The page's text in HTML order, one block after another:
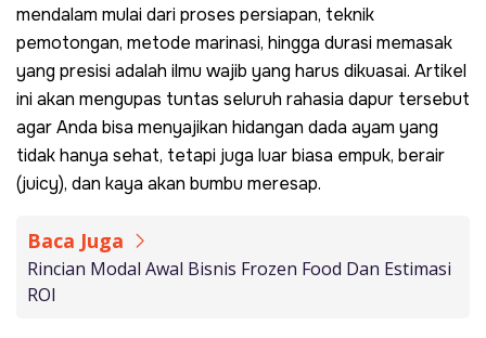
mendalam mulai dari proses persiapan, teknik
pemotongan, metode marinasi, hingga durasi memasak
yang presisi adalah ilmu wajib yang harus dikuasai. Artikel
ini akan mengupas tuntas seluruh rahasia dapur tersebut
agar Anda bisa menyajikan hidangan dada ayam yang
tidak hanya sehat, tetapi juga luar biasa empuk, berair
(juicy), dan kaya akan bumbu meresap.
Baca Juga
Rincian Modal Awal Bisnis Frozen Food Dan Estimasi
ROI